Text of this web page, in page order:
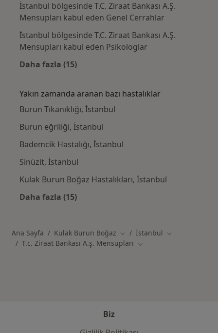
İstanbul bölgesinde T.C. Ziraat Bankası A.Ş.
Mensupları kabul eden Genel Cerrahlar
İstanbul bölgesinde T.C. Ziraat Bankası A.Ş.
Mensupları kabul eden Psikologlar
Daha fazla (15)
Yakın zamanda aranan bazı hastalıklar
Burun Tıkanıklığı, İstanbul
Burun eğriliği, İstanbul
Bademcik Hastalığı, İstanbul
Sinüzit, İstanbul
Kulak Burun Boğaz Hastalıkları, İstanbul
Daha fazla (15)
Ana Sayfa Kulak Burun Boğaz Şehir değiştir
İstanbul Şehir değiştir
T.c. Ziraat Bankası A.ş. Mensupları Şehir değiştir
Biz